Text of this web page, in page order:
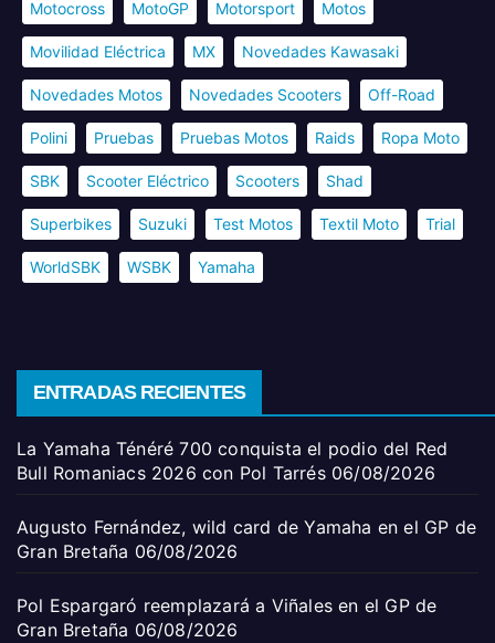
Motocross MotoGP Motorsport Motos
Movilidad Eléctrica MX Novedades Kawasaki
Novedades Motos Novedades Scooters Off-Road
Polini Pruebas Pruebas Motos Raids Ropa Moto
SBK Scooter Eléctrico Scooters Shad
Superbikes Suzuki Test Motos Textil Moto Trial
WorldSBK WSBK Yamaha
ENTRADAS RECIENTES
La Yamaha Ténéré 700 conquista el podio del Red
Bull Romaniacs 2026 con Pol Tarrés 06/08/2026
Augusto Fernández, wild card de Yamaha en el GP de
Gran Bretaña 06/08/2026
Pol Espargaró reemplazará a Viñales en el GP de
Gran Bretaña 06/08/2026